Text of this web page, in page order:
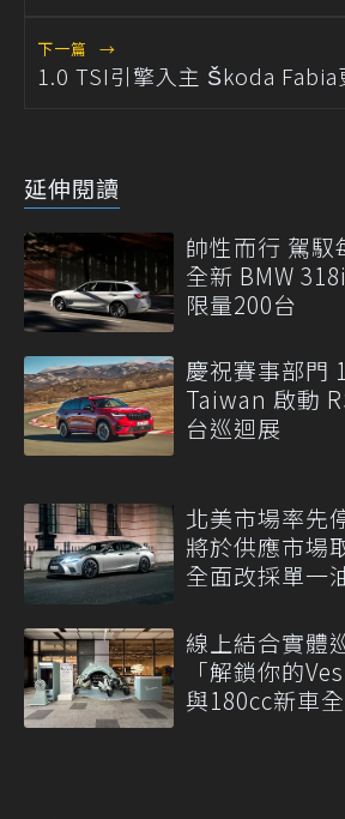
下一篇 →
1.0 TSI引擎入主 Škoda Fabia
延伸閱讀
帥性而行 駕馭
全新 BMW
限量200台
慶祝賽事部門
Taiwan 啟動
台巡迴展
北美市場率先
將於供應市場
全面改採單一
線上結合實體
「解鎖你的
與180cc新車